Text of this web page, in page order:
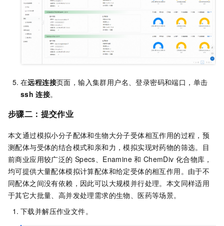
在远程连接页面，输入集群用户名、登录密码和端口，单击
ssh 连接。
步骤二：提交作业
本文通过模拟小分子配体和生物大分子受体相互作用的过程，预
测配体与受体的结合模式和亲和力，模拟实现对药物的筛选。目
前商业应用较广泛的 Specs、Enamine 和 ChemDiv 化合物库，
均可提供大量配体模拟计算配体和给定受体的相互作用。由于不
同配体之间没有依赖，因此可以大规模并行处理。本文同样适用
于其它大批量、高并发处理需求的生物、医药等场景。
下载并解压作业文件。